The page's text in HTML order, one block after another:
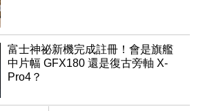
富士神祕新機完成註冊！會是旗艦
中片幅 GFX180 還是復古旁軸 X-
Pro4？